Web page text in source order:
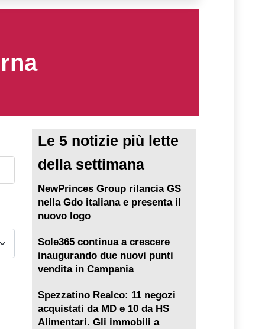
Le 5 notizie più lette
della settimana
NewPrinces Group rilancia GS
nella Gdo italiana e presenta il
nuovo logo
Sole365 continua a crescere
inaugurando due nuovi punti
vendita in Campania
Spezzatino Realco: 11 negozi
acquistati da MD e 10 da HS
Alimentari. Gli immobili a